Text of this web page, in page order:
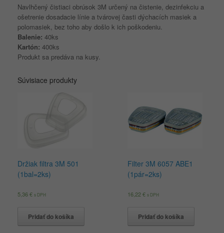
Navlhčený čistiaci obrúsok 3M určený na čistenie, dezinfekciu a
ošetrenie dosadacie línie a tvárovej časti dýchacích masiek a
polomasiek, bez toho aby došlo k ich poškodeniu.
Balenie: 40ks
Kartón: 400ks
Produkt sa predáva na kusy.
Súvisiace produkty
Držiak filtra 3M 501
(1bal=2ks)
5,36€ s DPH
Pridať do košíka
Filter 3M 6057 ABE1
(1pár=2ks)
16,22€ s DPH
Pridať do košíka